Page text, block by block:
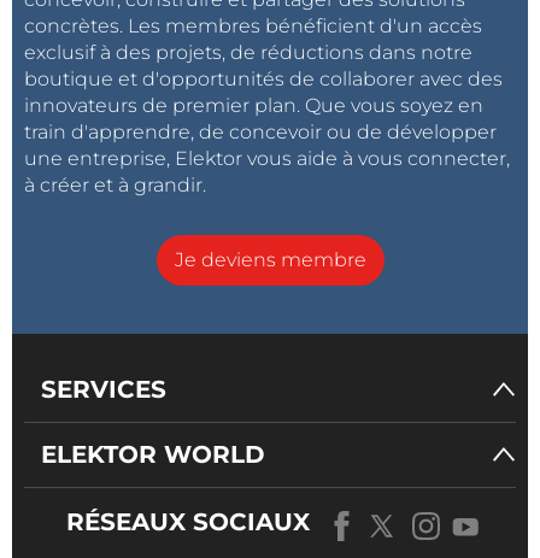
concrètes. Les membres bénéficient d'un accès
exclusif à des projets, de réductions dans notre
boutique et d'opportunités de collaborer avec des
innovateurs de premier plan. Que vous soyez en
train d'apprendre, de concevoir ou de développer
une entreprise, Elektor vous aide à vous connecter,
à créer et à grandir.
Je deviens membre
SERVICES
ELEKTOR WORLD
RÉSEAUX SOCIAUX